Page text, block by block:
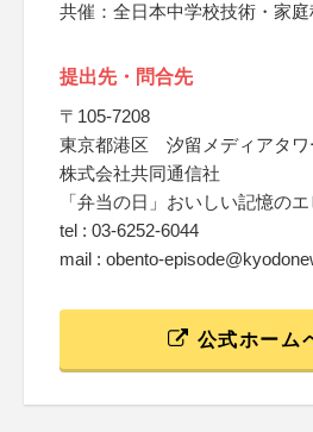
共催：全日本中学校技術・家
提出先・問合先
〒105-7208
東京都港区 汐留メディアタワ
株式会社共同通信社
「弁当の日」おいしい記憶の
tel : 03-6252-6044
mail : obento-
公式ホーム